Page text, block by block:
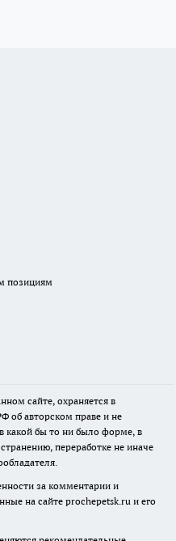
позициям
сайте, охраняется в
об авторском праве и не
какой бы то ни было форме, в
переработке не иначе
за комментарии и
на сайте prochepetsk.ru и его